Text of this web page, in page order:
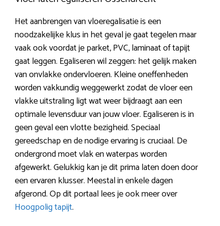
Het aanbrengen van vloeregalisatie is een
noodzakelijke klus in het geval je gaat tegelen maar
vaak ook voordat je parket, PVC, laminaat of tapijt
gaat leggen. Egaliseren wil zeggen: het gelijk maken
van onvlakke ondervloeren. Kleine oneffenheden
worden vakkundig weggewerkt zodat de vloer een
vlakke uitstraling ligt wat weer bijdraagt aan een
optimale levensduur van jouw vloer. Egaliseren is in
geen geval een vlotte bezigheid. Speciaal
gereedschap en de nodige ervaring is cruciaal. De
ondergrond moet vlak en waterpas worden
afgewerkt. Gelukkig kan je dit prima laten doen door
een ervaren klusser. Meestal in enkele dagen
afgerond. Op dit portaal lees je ook meer over
Hoogpolig tapijt.